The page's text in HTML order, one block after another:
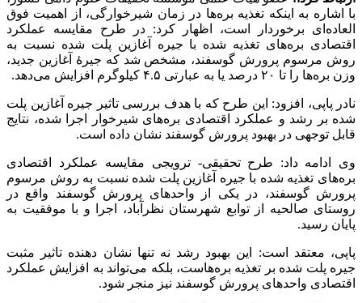
با اشاره به اینکه تغذیه بره‌ها در زمان شیرخوارگی، از اهمیت فوق
العاده‌ای برخوردار است، اظهار کرد: در طرح مقایسه عملکرد
اقتصادی بره‌های تغذیه‌ شده با جیره آغازین پلت ‌شده نسبت به
روش مرسوم پرورش گوسفند، مشخص شد که جیرۀ آغازین جدید،
وزن بره‌ها را تا ۲۰ درصد یا به عبارتی ۴.۵ کیلوگرم افزایش می‌دهد.
نادر پاپی، افزود: این طرح که با هدف بررسی تاثیر جیره آغازین پلت
‌شده بر رشد و عملکرد اقتصادی بره‌های شیرخوار اجرا شده، نتایج
قابل توجهی در بهبود پرورش گوسفند نشان داده است.
وی ادامه داد: طرح تحقیقی- ترویجی مقایسه عملکرد اقتصادی
بره‌های تغذیه‌ شده با جیره آغازین پلت ‌شده نسبت به روش مرسوم
پرورش گوسفند، در یکی از واحدهای پرورش گوسفند واقع در
روستای صالحیه از توابع شهرستان نظرآباد، اجرا و با موفقیت به
پایان رسید.
پاپی، معتقد است: این بهبود رشد نه‌ تنها نشان ‌دهنده تاثیر مثبت
جیره پلت‌ شده بر تغذیه بره‌هاست، بلکه می‌تواند به افزایش عملکرد
اقتصادی واحدهای پرورش گوسفند نیز منجر شود.